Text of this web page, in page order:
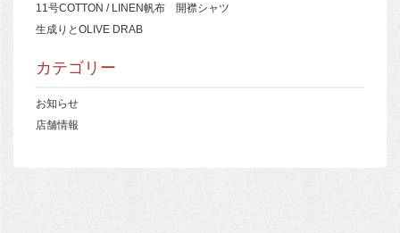
11号COTTON / LINEN帆布 開襟シャツ
生成りとOLIVE DRAB
カテゴリー
お知らせ
店舗情報